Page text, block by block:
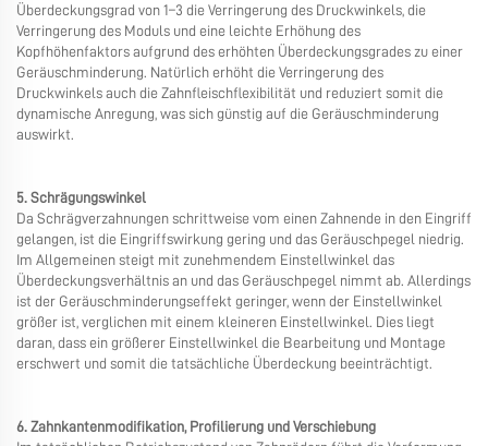
Überdeckungsgrad von 1–3 die Verringerung des Druckwinkels, die
Verringerung des Moduls und eine leichte Erhöhung des
Kopfhöhenfaktors aufgrund des erhöhten Überdeckungsgrades zu einer
Geräuschminderung. Natürlich erhöht die Verringerung des
Druckwinkels auch die Zahnfleischflexibilität und reduziert somit die
dynamische Anregung, was sich günstig auf die Geräuschminderung
auswirkt.
5. Schrägungswinkel
Da Schrägverzahnungen schrittweise vom einen Zahnende in den Eingriff
gelangen, ist die Eingriffswirkung gering und das Geräuschpegel niedrig.
Im Allgemeinen steigt mit zunehmendem Einstellwinkel das
Überdeckungsverhältnis an und das Geräuschpegel nimmt ab. Allerdings
ist der Geräuschminderungseffekt geringer, wenn der Einstellwinkel
größer ist, verglichen mit einem kleineren Einstellwinkel. Dies liegt
daran, dass ein größerer Einstellwinkel die Bearbeitung und Montage
erschwert und somit die tatsächliche Überdeckung beeinträchtigt.
6. Zahnkantenmodifikation, Profilierung und Verschiebung